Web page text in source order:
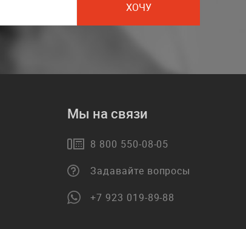
ХОЧУ
Мы на связи
8 800 550-08-05
Задавайте вопросы
+7 923 019-89-88